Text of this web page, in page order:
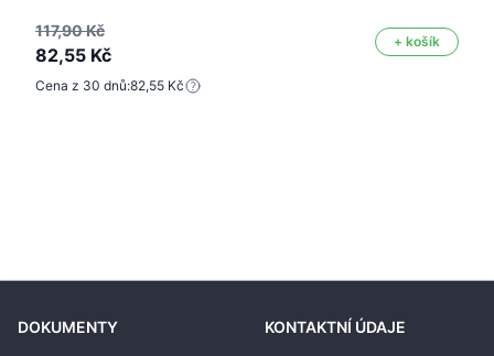
117,90 Kč
82,55 Kč
+ košík
Cena z 30 dnů:82,55 Kč
DOKUMENTY KONTAKTNÍ ÚDAJE